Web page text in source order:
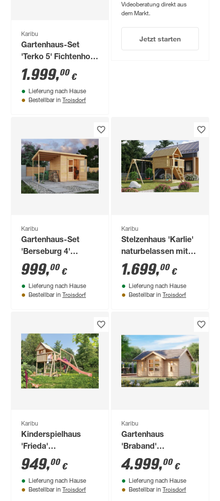
Karibu
Gartenhaus-Set
'Terko 5' Fichtenholz
naturbelassen 210 x
522 x 246 cm
1.999,00 €
Lieferung nach Hause
Bestellbar in Troisdorf
Videoberatung direkt aus
dem Markt.
Jetzt starten
Karibu
Gartenhaus-Set
'Berseburg 4'
Fichtenholz
naturbelassen 219 x
370 x 214 cm
999,00 €
Lieferung nach Hause
Bestellbar in Troisdorf
Karibu
Stelzenhaus 'Karlie'
naturbelassen mit
Doppelschaukel,
Rutsche anthrazit
438 x 485 x 329,5 cm
1.699,00 €
Lieferung nach Hause
Bestellbar in Troisdorf
Karibu
Kinderspielhaus
'Frieda'
naturbelassene
nordische Fichte 347
x 291 x 264 cm
949,00 €
Lieferung nach Hause
Bestellbar in Troisdorf
Karibu
Gartenhaus
'Braband'
Fichtenholz ohne
Boden
naturbelassen 507 x
293 x 401 cm
4.999,00 €
Lieferung nach Hause
Bestellbar in Troisdorf